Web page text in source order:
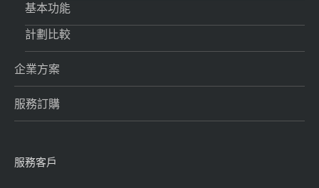
基本功能
計劃比較
企業方案
服務訂購
服務客戶